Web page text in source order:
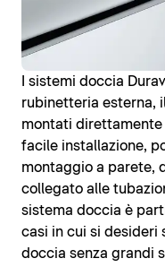
I sistemi doccia
rubinetteria esterna,
montati direttamente
facile installazione,
montaggio a parete,
collegato alle
sistema doccia è
casi in cui si desideri
doccia senza grandi